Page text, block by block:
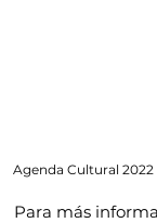
Agenda Cultural 2022
Para más